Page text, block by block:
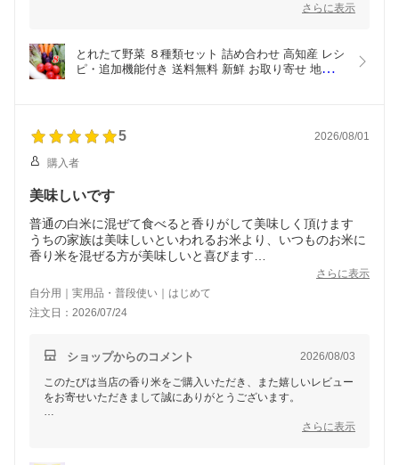
野菜を、できるだけ新鮮な状態でお届けできるよう心掛けており
ますので、冷蔵庫でも長持ちすると感じていただけたことは何よ
りの励みです。
も嬉しく思います。季節ごとにさまざまなお野菜をお届けしてお
味しい高知の恵みを心を込めてお届けしてまいります。
この度は本当にありがとうございました。
またのご利用をスタッフ一同、心よりお待ちしております。
さらに表示
とれたて野菜 ８種類セット 詰め合わせ 高知産 レシ
ピ・追加機能付き 送料無料 新鮮 お取り寄せ 地元産
5 2026/08/01
購入者
美味しいです
普通の白米に混ぜて食べると香りがして美味しく頂けます
うちの家族は美味しいといわれるお米より、いつものお米に
香り米を混ぜる方が美味しいと喜びます
1:9ぐらいでと書かれていますが1:5ぐらいの多めのほうが美
味しいです
さらに表示
自分用｜実用品・普段使い｜はじめて
注文日：2026/07/24
ショップからのコメント 2026/08/03
このたびは当店の香り米をご購入いただき、また嬉しいレビュー
をお寄せいただきまして誠にありがとうございます。
ご家族皆様でお楽しみいただき、「いつものお米に香り米を混ぜ
さらに表示